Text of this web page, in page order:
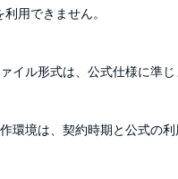
用できません。
イル形式は、公式仕様に準
環境は、契約時期と公式の利